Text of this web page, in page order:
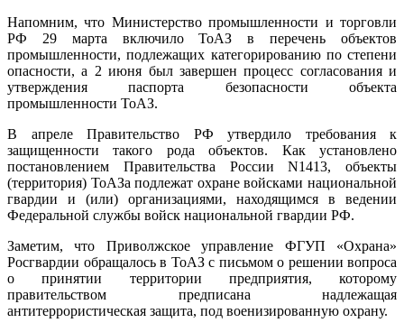
Напомним, что Министерство промышленности и торговли
РФ 29 марта включило ТоАЗ в перечень объектов
промышленности, подлежащих категорированию по степени
опасности, а 2 июня был завершен процесс согласования и
утверждения паспорта безопасности объекта
промышленности ТоАЗ.
В апреле Правительство РФ утвердило требования к
защищенности такого рода объектов. Как установлено
постановлением Правительства России N1413, объекты
(территория) ТоАЗа подлежат охране войсками национальной
гвардии и (или) организациями, находящимся в ведении
Федеральной службы войск национальной гвардии РФ.
Заметим, что Приволжское управление ФГУП «Охрана»
Росгвардии обращалось в ТоАЗ с письмом о решении вопроса
о принятии территории предприятия, которому
правительством предписана надлежащая
антитеррористическая защита, под военизированную охрану.